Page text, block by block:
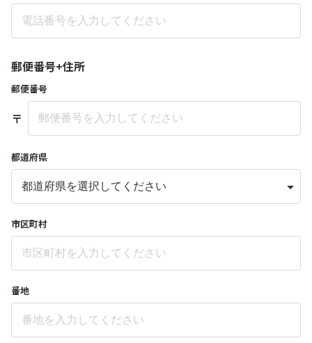
郵便番号+住所
郵便番号
〒
都道府県
市区町村
番地